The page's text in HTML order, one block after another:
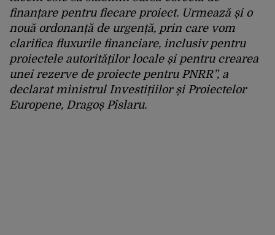
finanțare pentru fiecare proiect. Urmează și o
nouă ordonanță de urgență, prin care vom
clarifica fluxurile financiare, inclusiv pentru
proiectele autorităților locale și pentru crearea
unei rezerve de proiecte pentru PNRR”, a
declarat ministrul Investițiilor și Proiectelor
Europene, Dragoș Pîslaru.